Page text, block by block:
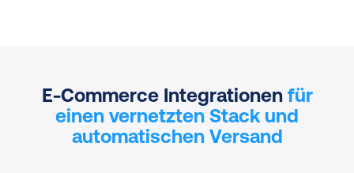
E-Commerce Integrationen für
einen vernetzten Stack und
automatischen Versand